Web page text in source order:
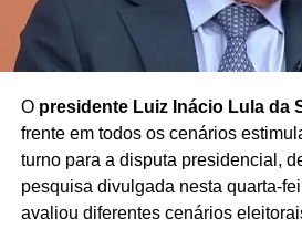
O presidente Luiz Inácio Lula da
frente em todos os cenários
turno para a disputa presidencial,
pesquisa divulgada nesta quarta-
avaliou diferentes cenários